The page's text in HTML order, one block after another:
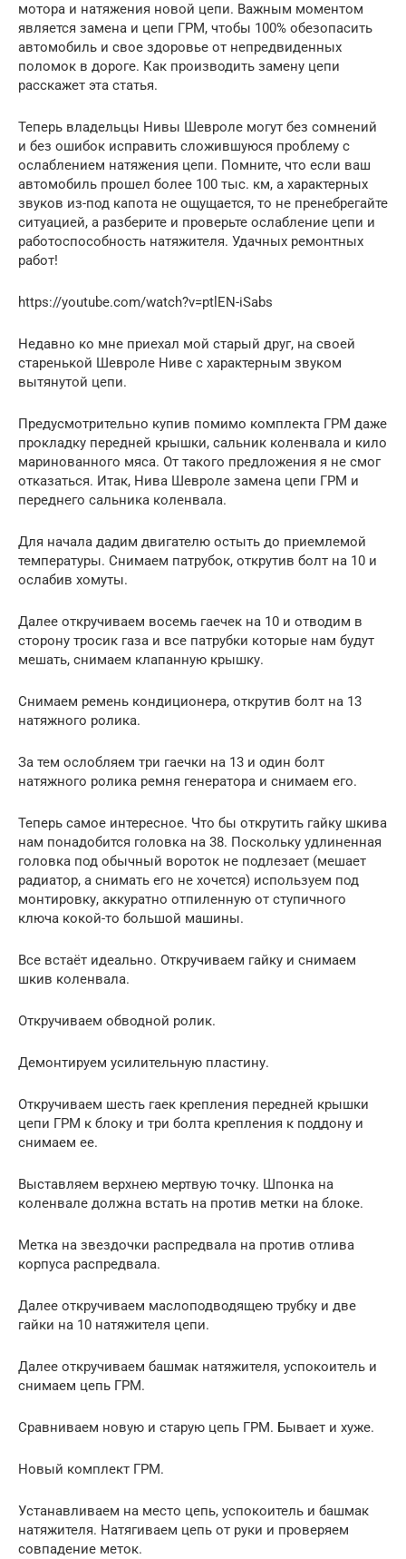
мотора и натяжения новой цепи. Важным моментом
является замена и цепи ГРМ, чтобы 100% обезопасить
автомобиль и свое здоровье от непредвиденных
поломок в дороге. Как производить замену цепи
расскажет эта статья.
Теперь владельцы Нивы Шевроле могут без сомнений
и без ошибок исправить сложившуюся проблему с
ослаблением натяжения цепи. Помните, что если ваш
автомобиль прошел более 100 тыс. км, а характерных
звуков из-под капота не ощущается, то не пренебрегайте
ситуацией, а разберите и проверьте ослабление цепи и
работоспособность натяжителя. Удачных ремонтных
работ!
https://youtube.com/watch?v=ptlEN-iSabs
Недавно ко мне приехал мой старый друг, на своей
старенькой Шевроле Ниве с характерным звуком
вытянутой цепи.
Предусмотрительно купив помимо комплекта ГРМ даже
прокладку передней крышки, сальник коленвала и кило
маринованного мяса. От такого предложения я не смог
отказаться. Итак, Нива Шевроле замена цепи ГРМ и
переднего сальника коленвала.
Для начала дадим двигателю остыть до приемлемой
температуры. Снимаем патрубок, открутив болт на 10 и
ослабив хомуты.
Далее откручиваем восемь гаечек на 10 и отводим в
сторону тросик газа и все патрубки которые нам будут
мешать, снимаем клапанную крышку.
Снимаем ремень кондиционера, открутив болт на 13
натяжного ролика.
За тем ослобляем три гаечки на 13 и один болт
натяжного ролика ремня генератора и снимаем его.
Теперь самое интересное. Что бы открутить гайку шкива
нам понадобится головка на 38. Поскольку удлиненная
головка под обычный вороток не подлезает (мешает
радиатор, а снимать его не хочется) используем под
монтировку, аккуратно отпиленную от ступичного
ключа кокой-то большой машины.
Все встаёт идеально. Откручиваем гайку и снимаем
шкив коленвала.
Откручиваем обводной ролик.
Демонтируем усилительную пластину.
Откручиваем шесть гаек крепления передней крышки
цепи ГРМ к блоку и три болта крепления к поддону и
снимаем ее.
Выставляем верхнею мертвую точку. Шпонка на
коленвале должна встать на против метки на блоке.
Метка на звездочки распредвала на против отлива
корпуса распредвала.
Далее откручиваем маслоподводящею трубку и две
гайки на 10 натяжителя цепи.
Далее откручиваем башмак натяжителя, успокоитель и
снимаем цепь ГРМ.
Сравниваем новую и старую цепь ГРМ. Бывает и хуже.
Новый комплект ГРМ.
Устанавливаем на место цепь, успокоитель и башмак
натяжителя. Натягиваем цепь от руки и проверяем
совпадение меток.